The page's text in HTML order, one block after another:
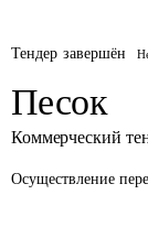
Тендер завершён
Песок
Коммерческий
Осуществление